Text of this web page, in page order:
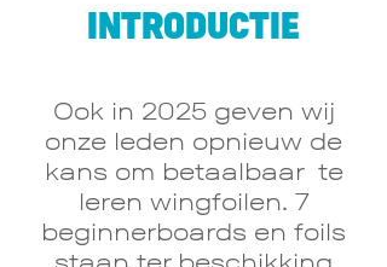
INTRODUCTIE
Ook in 2025geven wij
onze leden opnieuw de
kans om betaalbaar te
leren wingfoilen. 7
beginnerboards en foils